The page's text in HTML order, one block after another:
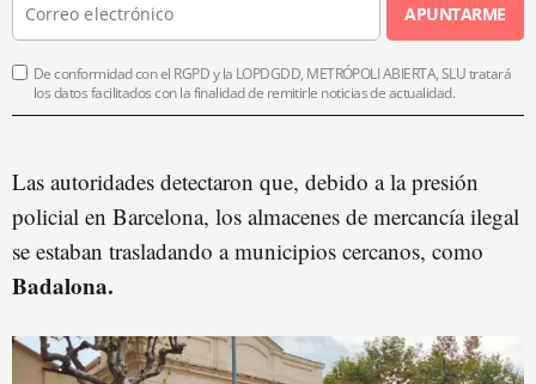
APUNTARME
De conformidad con el RGPD y la LOPDGDD, METRÓPOLI ABIERTA, SLU tratará
los datos facilitados con la finalidad de remitirle noticias de actualidad.
Las autoridades detectaron que, debido a la presión
policial en Barcelona, los almacenes de mercancía ilegal
se estaban trasladando a municipios cercanos, como
Badalona.